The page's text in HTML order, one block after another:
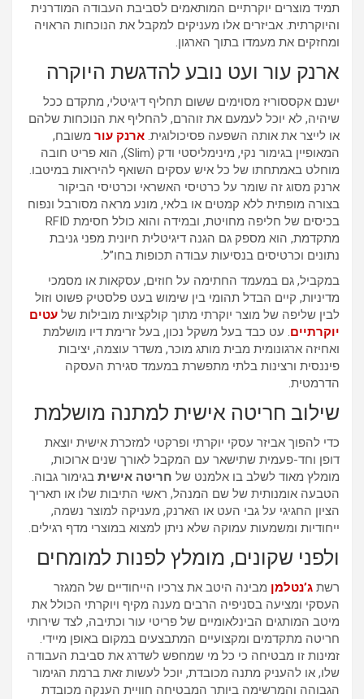
תמיד מוצרים יוקרתיים המותאמים לסביבת העבודה המודרנית
והיוקרתית. אביזרים אלו מעניקים למקבל את הנוכחות הראויה
ומחזקים את מעמדו בתוך הארגון.
ארנק עור ועט נובע להדגשת היוקרה
ישנם אקססוריז מסוימים ששום תחליף דיגיטלי, מתקדם ככל
שיהיה, לא יוכל לעמעם את זוהרם, להחליף את הנוכחות שלהם
או לייצר את אותה השפעה פסיכולוגית. ארנק עור משובח,
המאופיין בגימור נקי, מינימליסטי ודק (Slim), הוא פריט חובה
מוחלט באמתחתו של כל איש עסקים השואף להיראות במיטבו.
ארנק מסוג זה שומר על כרטיסי האשראי וכרטיסי הביקור
בצורה מופתית ללא קמטים או בלאי, מונע מראה מסורבל ונפוח
בכיסים של חליפה מחויטת, ובמידה והוא כולל חסימת RFID
מתקדמת, הוא מספק גם הגנה דיגיטלית חיונית מפני גניבת
נתונים וכרטיסים בנסיעות עבודה תכופות בחו”ל.
במקביל, גם במעמד החתימה על חוזים, עסקאות או מסמכי
מדיניות, קיים הבדל תהומי בין שימוש בעט פלסטיק פשוט וזול
לבין שליפה של מוצר יוקרתי מתוך קולקציות מובילות של עטים
יוקרתיים. עט כבד בעל משקל נכון, בעל זרימת דיו מושלמת
ואחיזה ארגונומית מבית מותג מוכר, משדר עוצמה, יציבות
פיננסית ורצינות בלתי מתפשרת במעמד סגירת העסקה
הדרמטית.
שילוב חריטה אישית למתנה מושלמת
כדי להפוך אביזר עסקי יוקרתי ופרקטי למזכרת אישית יוצאת
דופן וחד-פעמית שתישאר עם המקבל לאורך שנים ארוכות,
מומלץ מאוד לשלב בו אלמנט של חריטה אישית בגימור גבוה.
הטבעה אומנותית של שם המנהל, ראשי התיבות שלו או תאריך
הציון החגיגי על גבי העט או הארנק, מעניקה למוצר נשמה,
ייחודיות ומשמעות עמוקה שלא ניתן למצוא במוצרי מדף רגילים.
ולפני שקונים, מומלץ לפנות למומחים
רשת ג’נטלמן מבינה היטב את צרכיו הייחודיים של המגזר
העסקי ומציעה בסניפיה הרבים מענה מקיף ויוקרתי הכולל את
מיטב המותגים הבינלאומיים של פריטי עור וכתיבה, לצד שירותי
חריטה מתקדמים ומקצועיים המתבצעים במקום באופן מיידי.
זמינות זו מבטיחה כי כל מי שמחפש לשדרג את סביבת העבודה
שלו, או להעניק מתנה מכובדת, יוכל לעשות זאת ברמת הגימור
הגבוהה והמרשימה ביותר המבטיחה חוויית הענקה מכובדת